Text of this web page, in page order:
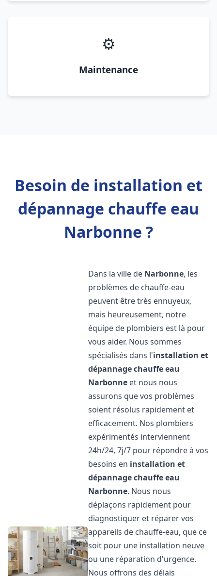
⚙️
Maintenance
Besoin de installation et
dépannage chauffe eau
Narbonne ?
Dans la ville de Narbonne, les
problèmes de chauffe-eau
peuvent être très ennuyeux,
mais heureusement, notre
équipe de plombiers est là pour
vous aider. Nous sommes
spécialisés dans l'installation et
dépannage chauffe eau
Narbonne et nous nous
assurons que vos problèmes
soient résolus rapidement et
efficacement. Nos plombiers
expérimentés interviennent
24h/24, 7j/7 pour répondre à vos
besoins en installation et
dépannage chauffe eau
Narbonne. Nous nous
déplaçons rapidement pour
diagnostiquer et réparer vos
appareils de chauffe-eau, que ce
soit pour une installation neuve
ou une réparation d'urgence.
Nous offrons des délais